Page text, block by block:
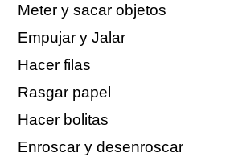
Meter y sacar objetos
Empujar y Jalar
Hacer filas
Rasgar papel
Hacer bolitas
Enroscar y desenroscar